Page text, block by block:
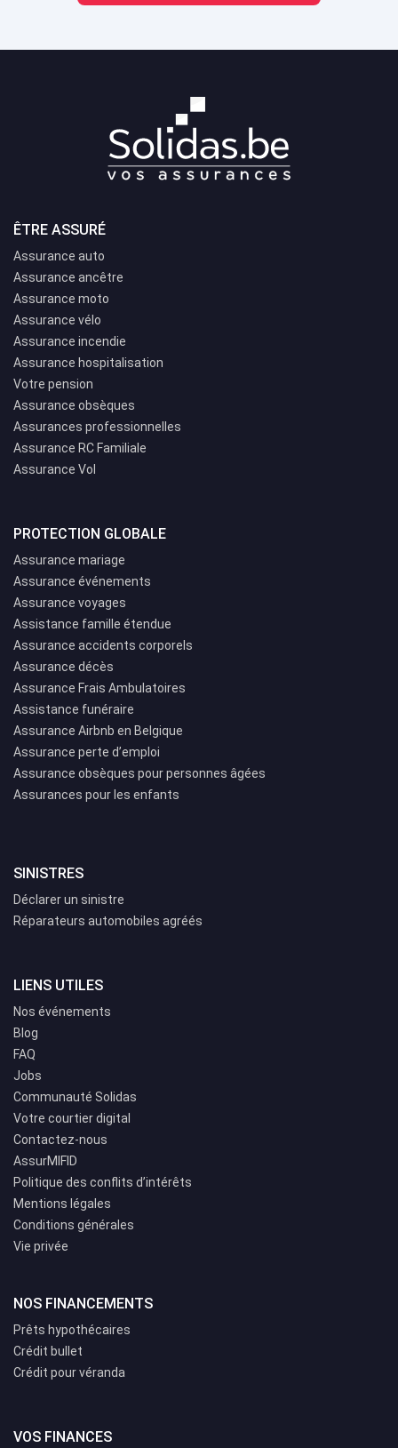
ÊTRE ASSURÉ
Assurance auto
Assurance ancêtre
Assurance moto
Assurance vélo
Assurance incendie
Assurance hospitalisation
Votre pension
Assurance obsèques
Assurances professionnelles
Assurance RC Familiale
Assurance Vol
PROTECTION GLOBALE
Assurance mariage
Assurance événements
Assurance voyages
Assistance famille étendue
Assurance accidents corporels
Assurance décès
Assurance Frais Ambulatoires
Assistance funéraire
Assurance Airbnb en Belgique
Assurance perte d’emploi
Assurance obsèques pour personnes âgées
Assurances pour les enfants
SINISTRES
Déclarer un sinistre
Réparateurs automobiles agréés
LIENS UTILES
Nos événements
Blog
FAQ
Jobs
Communauté Solidas
Votre courtier digital
Contactez-nous
AssurMIFID
Politique des conflits d’intérêts
Mentions légales
Conditions générales
Vie privée
NOS FINANCEMENTS
Prêts hypothécaires
Crédit bullet
Crédit pour véranda
VOS FINANCES